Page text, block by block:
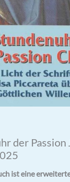
der Passion
ist eine